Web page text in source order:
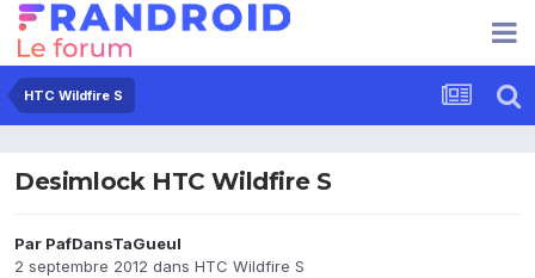
HTC Wildfire S
Desimlock HTC Wildfire S
Par PafDansTaGueul
2 septembre 2012 dans HTC Wildfire S